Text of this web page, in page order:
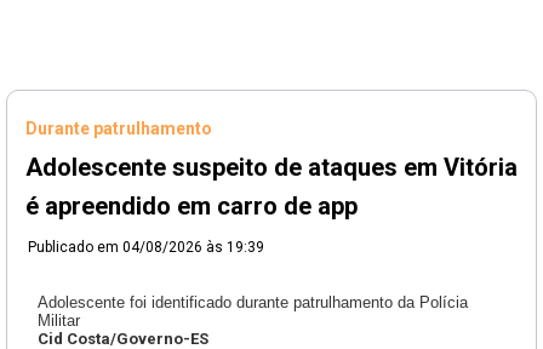
Durante patrulhamento
Adolescente suspeito de ataques em Vitória
é apreendido em carro de app
Publicado em 04/08/2026 às 19:39
Adolescente foi identificado durante patrulhamento da Polícia
Militar
Cid Costa/Governo-ES